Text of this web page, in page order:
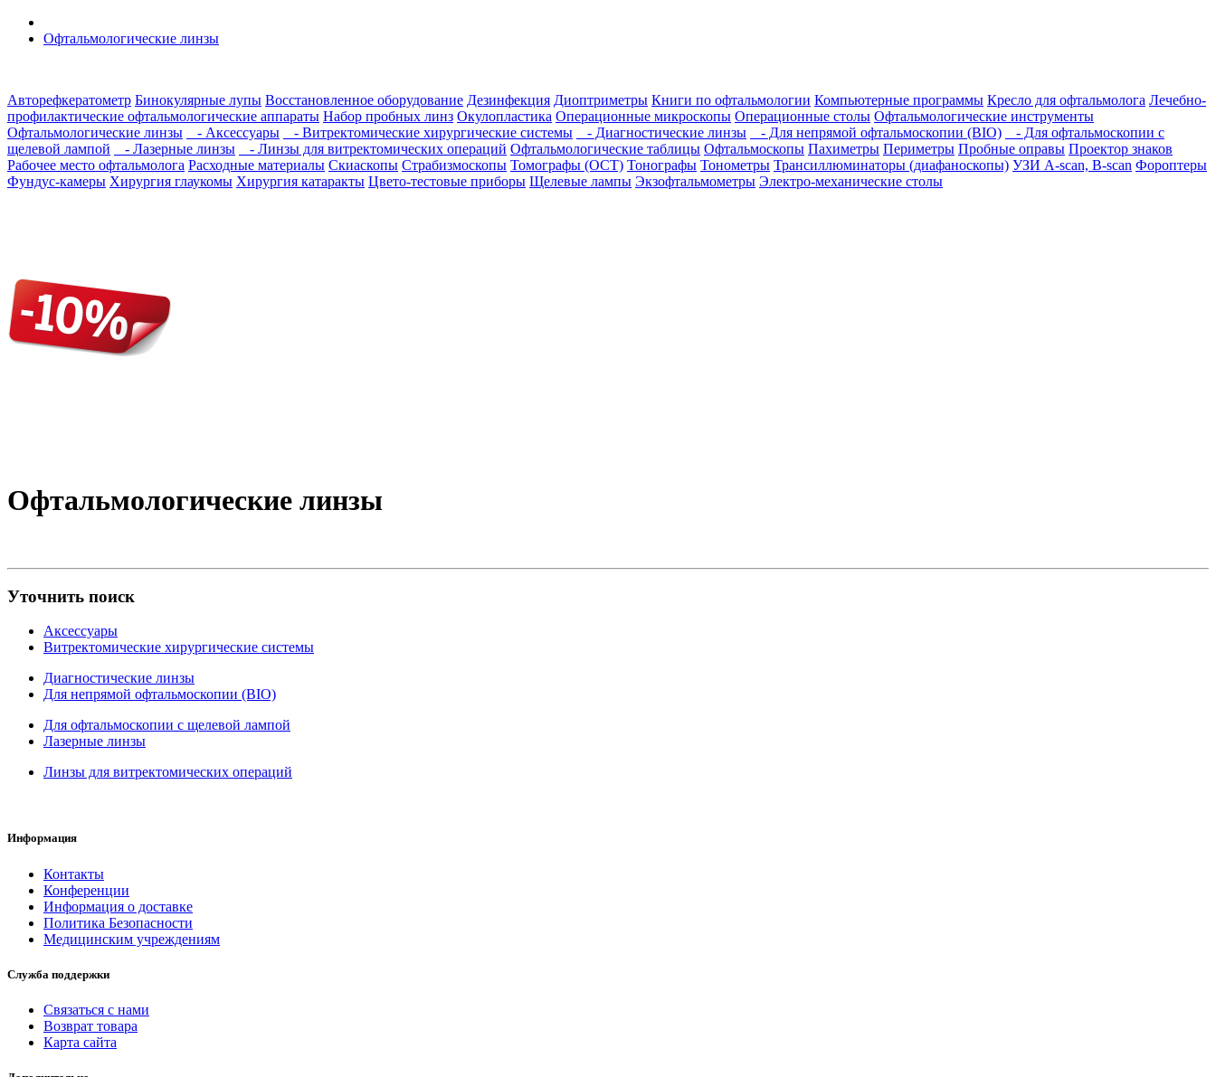
Офтальмологические линзы
Авторефкератометр Бинокулярные лупы Восстановленное оборудование Дезинфекция Диоптриметры Книги по офтальмологии Компьютерные программы Кресло для офтальмолога Лечебно-
профилактические офтальмологические аппараты Набор пробных линз Окулопластика Операционные микроскопы Операционные столы Офтальмологические инструменты
Офтальмологические линзы
- Аксессуары - Витректомические хирургические системы - Диагностические линзы - Для непрямой офтальмоскопии (BIO)
- Для офтальмоскопии с
щелевой лампой
- Лазерные линзы - Линзы для витректомических операций Офтальмологические таблицы Офтальмоскопы Пахиметры Периметры Пробные оправы Проектор знаков
Рабочее место офтальмолога Расходные материалы Скиаскопы Страбизмоскопы Томографы (OCT) Тонографы Тонометры Трансиллюминаторы (диафаноскопы) УЗИ A-scan, B-scan Фороптеры
Фундус-камеры Хирургия глаукомы Хирургия катаракты Цвето-тестовые приборы Щелевые лампы Экзофтальмометры Электро-механические столы
Офтальмологические линзы
Уточнить поиск
Аксессуары
Витректомические хирургические системы
Диагностические линзы
Для непрямой офтальмоскопии (BIO)
Для офтальмоскопии с щелевой лампой
Лазерные линзы
Линзы для витректомических операций
Информация
Контакты
Конференции
Информация о доставке
Политика Безопасности
Медицинским учреждениям
Служба поддержки
Связаться с нами
Возврат товара
Карта сайта